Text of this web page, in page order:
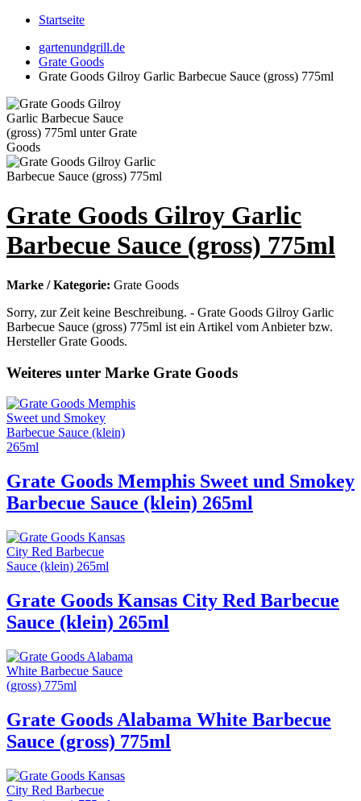
Startseite
gartenundgrill.de
Grate Goods
Grate Goods Gilroy Garlic Barbecue Sauce (gross) 775ml
Grate Goods Gilroy Garlic
Barbecue Sauce (gross) 775ml
Marke / Kategorie: Grate Goods
Sorry, zur Zeit keine Beschreibung. - Grate Goods Gilroy Garlic
Barbecue Sauce (gross) 775ml ist ein Artikel vom Anbieter bzw.
Hersteller Grate Goods.
Weiteres unter Marke Grate Goods
Grate Goods Memphis Sweet und Smokey
Barbecue Sauce (klein) 265ml
Grate Goods Kansas City Red Barbecue
Sauce (klein) 265ml
Grate Goods Alabama White Barbecue
Sauce (gross) 775ml